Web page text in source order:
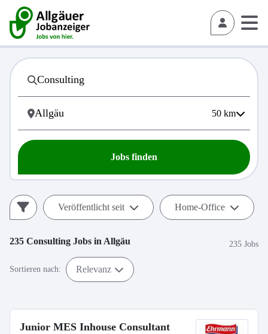
50 km
Jobs finden
Veröffentlicht seit Home-Office
235 Consulting Jobs in Allgäu 235 Jobs
Sortieren nach: Relevanz
Junior MES Inhouse Consultant